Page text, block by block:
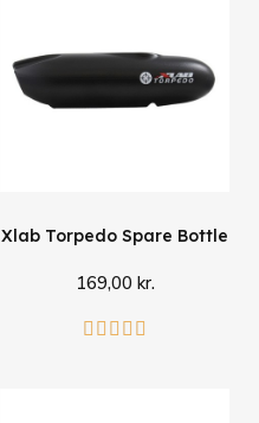
Xlab Torpedo Spare Bottle
169,00 kr.
    